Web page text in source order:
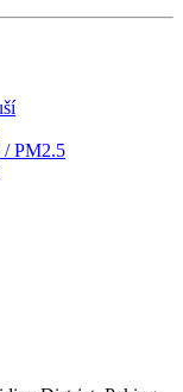
/ PM2.5